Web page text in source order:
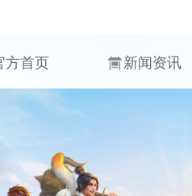
方首页 新闻资讯